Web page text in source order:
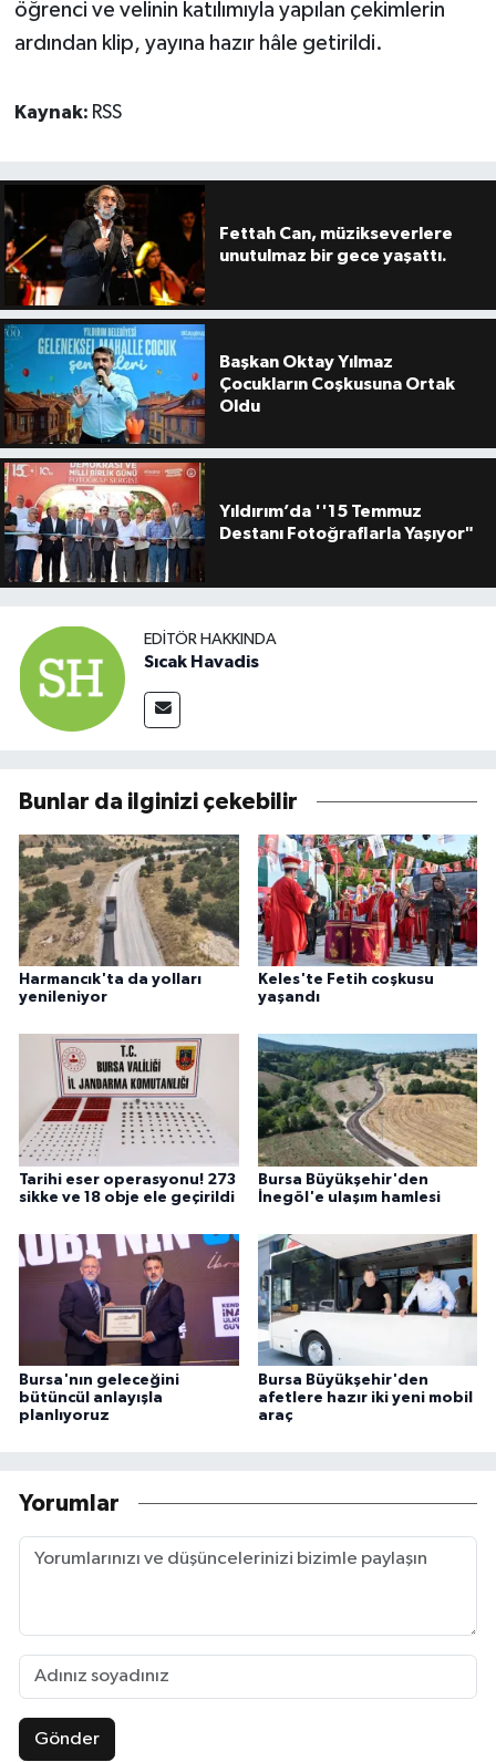
öğrenci ve velinin katılımıyla yapılan çekimlerin
ardından klip, yayına hazır hâle getirildi.
Kaynak: RSS
Fettah Can, müzikseverlere
unutulmaz bir gece yaşattı.
Başkan Oktay Yılmaz
Çocukların Coşkusuna Ortak
Oldu
Yıldırım’da ''15 Temmuz
Destanı Fotoğraflarla Yaşıyor"
EDITÖR HAKKINDA
Sıcak Havadis
Bunlar da ilginizi çekebilir
Harmancık'ta da yolları
yenileniyor
Keles'te Fetih coşkusu
yaşandı
Tarihi eser operasyonu! 273
sikke ve 18 obje ele geçirildi
Bursa Büyükşehir'den
İnegöl'e ulaşım hamlesi
Bursa'nın geleceğini
bütüncül anlayışla
planlıyoruz
Bursa Büyükşehir'den
afetlere hazır iki yeni mobil
araç
Yorumlar
Gönder